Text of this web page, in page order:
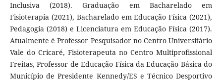
Inclusiva (2018). Graduação em Bacharelado em
Fisioterapia (2021), Bacharelado em Educação Física (2021),
Pedagogia (2018) e Licenciatura em Educação Física (2017).
Atualmente é Professor Pesquisador no Centro Universitário
Vale do Cricaré, Fisioterapeuta no Centro Multiprofissional
Freitas, Professor de Educação Física da Educação Básica do
Município de Presidente Kennedy/ES e Técnico Desportivo